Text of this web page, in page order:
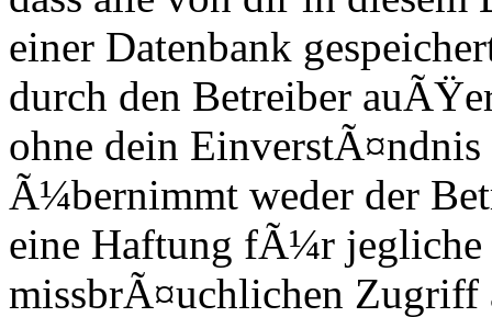
einer Datenbank
durch den Betreiber
ohne dein
Ã¼bernimmt weder der
eine Haftung fÃ¼r jegliche
missbrÃ¤uchlichen Zugriff